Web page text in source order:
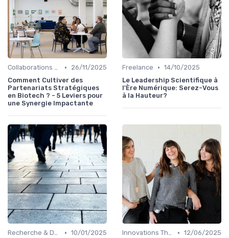
Collaborations & Partenariats •
26/11/2025
Comment Cultiver des
Partenariats Stratégiques
en Biotech ? - 5 Leviers pour
une Synergie Impactante
Freelance • 14/10/2025
Le Leadership Scientifique à
l'Ère Numérique: Serez-Vous
à la Hauteur?
Recherche & Développement • 10/01/2025
Innovations Thérapeutiques • 12/06/2025